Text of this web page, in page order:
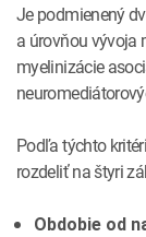
Je podmienený
a úrovňou vývoja
myelinizácie
Podľa týchto
rozdeliť na štyri
Obdobie od